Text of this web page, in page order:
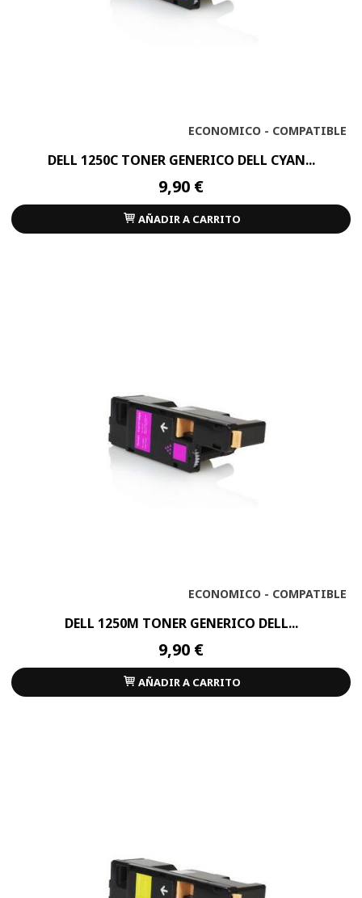
ECONOMICO - COMPATIBLE
DELL 1250C TONER GENERICO DELL CYAN...
9,90 €
AÑADIR A CARRITO
ECONOMICO - COMPATIBLE
DELL 1250M TONER GENERICO DELL...
9,90 €
AÑADIR A CARRITO